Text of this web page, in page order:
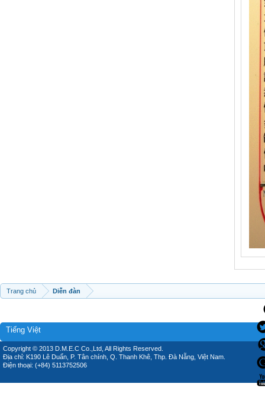
Trang chủ Diễn đàn
Tiếng Việt
Copyright © 2013 D.M.E.C Co.,Ltd, All Rights Reserved.
Địa chỉ: K190 Lê Duẩn, P. Tân chính, Q. Thanh Khê, Thp. Đà Nẵng, Việt Nam.
Điện thoại: (+84) 5113752506